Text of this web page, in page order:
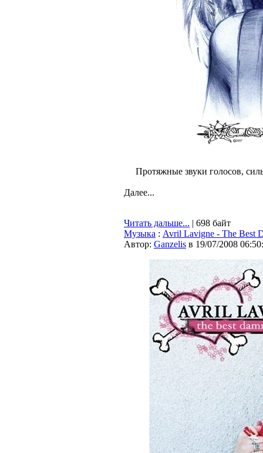
Протяжные звуки голосов,
Далее...
Читать дальше... | 698 байт
Музыка : Avril Lavigne - The Best
Автор: Ganzelis в 19/07/2008